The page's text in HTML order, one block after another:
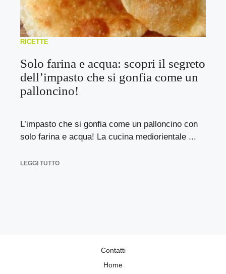
RICETTE
Solo farina e acqua: scopri il segreto
dell’impasto che si gonfia come un
palloncino!
L’impasto che si gonfia come un palloncino con
solo farina e acqua! La cucina mediorientale ...
LEGGI TUTTO
Contatti
Home